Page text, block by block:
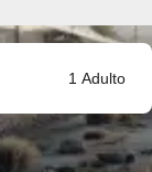
1 Adulto